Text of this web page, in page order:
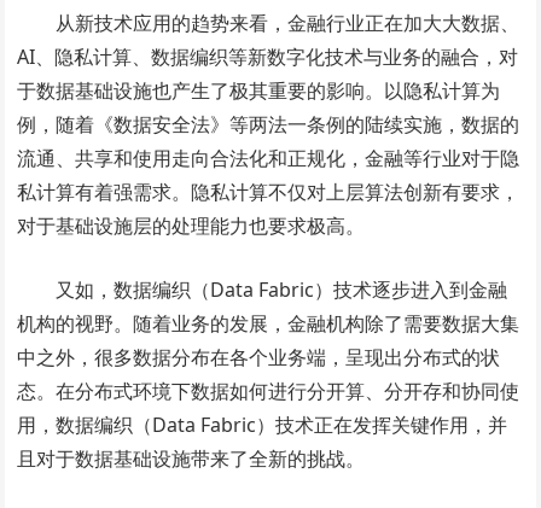
从新技术应用的趋势来看，金融行业正在加大大数据、
AI、隐私计算、数据编织等新数字化技术与业务的融合，对
于数据基础设施也产生了极其重要的影响。以隐私计算为
例，随着《数据安全法》等两法一条例的陆续实施，数据的
流通、共享和使用走向合法化和正规化，金融等行业对于隐
私计算有着强需求。隐私计算不仅对上层算法创新有要求，
对于基础设施层的处理能力也要求极高。
又如，数据编织（Data Fabric）技术逐步进入到金融
机构的视野。随着业务的发展，金融机构除了需要数据大集
中之外，很多数据分布在各个业务端，呈现出分布式的状
态。在分布式环境下数据如何进行分开算、分开存和协同使
用，数据编织（Data Fabric）技术正在发挥关键作用，并
且对于数据基础设施带来了全新的挑战。